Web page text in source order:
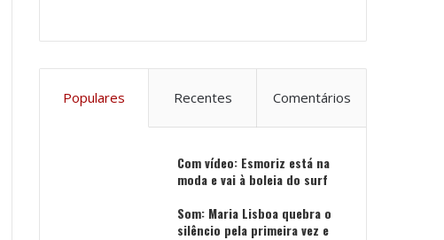
Populares Recentes Comentários
Com vídeo: Esmoriz está na
moda e vai à boleia do surf
Som: Maria Lisboa quebra o
silêncio pela primeira vez e